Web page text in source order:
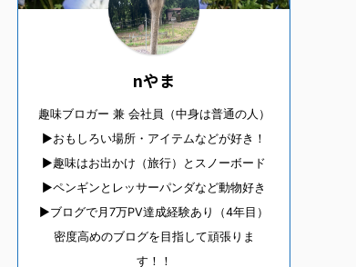
nやま
趣味ブロガー 兼 会社員（中身は普通の人）
▶︎おもしろい場所・アイテムなどが好き！
▶︎趣味はお出かけ（旅行）とスノーボード
▶︎ペンギンとレッサーパンダなど動物好き
▶︎ブログで月7万PV達成経験あり（4年目）
密度高めのブログを目指して頑張りま
す！！